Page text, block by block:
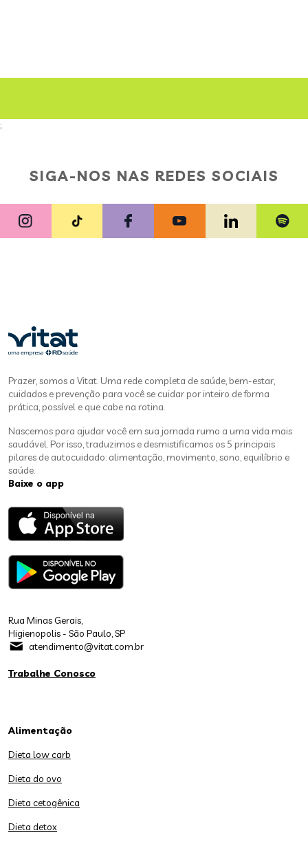
;
SIGA-NOS NAS REDES SOCIAIS
Prazer, somos a Vitat. Uma rede completa de saúde, bem-estar,
cuidados e prevenção para você se cuidar por inteiro de forma
prática, possível e que cabe na rotina.
Nascemos para ajudar você em sua jornada rumo a uma vida mais
saudável. Por isso, traduzimos e desmistificamos os 5 principais
pilares de autocuidado: alimentação, movimento, sono, equilíbrio e
saúde.
Baixe o app
Rua Minas Gerais,
Higienopolis - São Paulo, SP
atendimento@vitat.com.br
Trabalhe Conosco
Alimentação
Dieta low carb
Dieta do ovo
Dieta cetogênica
Dieta detox